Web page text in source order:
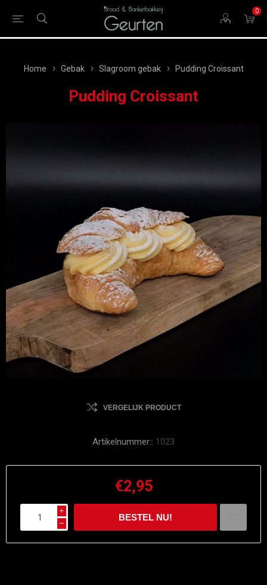
0
Home Gebak Slagroom gebak Pudding Croissant
Pudding Croissant
VERGELIJK PRODUCT
Artikelnummer:: 1023
€2,95
i
h